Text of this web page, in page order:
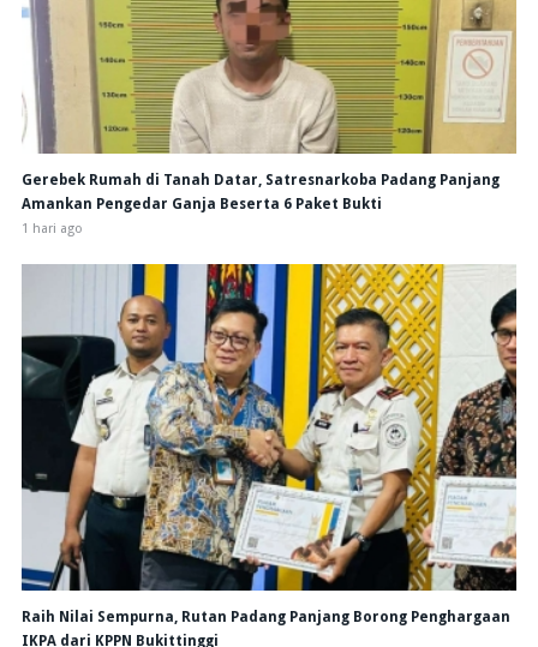
Gerebek Rumah di Tanah Datar, Satresnarkoba Padang Panjang
Amankan Pengedar Ganja Beserta 6 Paket Bukti
1 hari ago
Raih Nilai Sempurna, Rutan Padang Panjang Borong Penghargaan
IKPA dari KPPN Bukittinggi